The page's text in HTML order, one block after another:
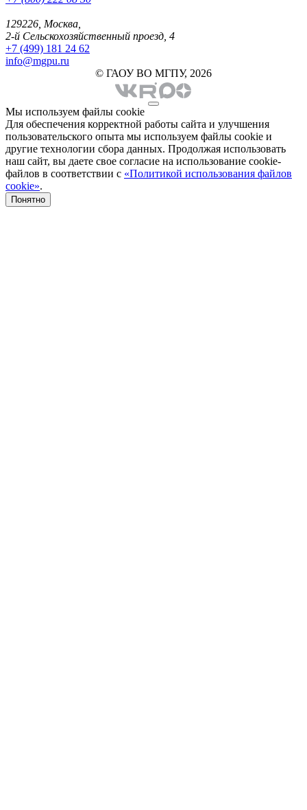
129226, Москва,
2-й Сельскохозяйственный проезд, 4
+7 (499) 181 24 62
info@mgpu.ru
© ГАОУ ВО МГПУ, 2026
Мы используем файлы cookie
Для обеспечения корректной работы сайта и улучшения
пользовательского опыта мы используем файлы cookie и
другие технологии сбора данных. Продолжая использовать
наш сайт, вы даете свое согласие на использование cookie-
файлов в соответствии с «Политикой использования файлов
cookie».
Понятно